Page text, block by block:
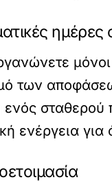
ημέρες
των
σταθερού
ενέργεια